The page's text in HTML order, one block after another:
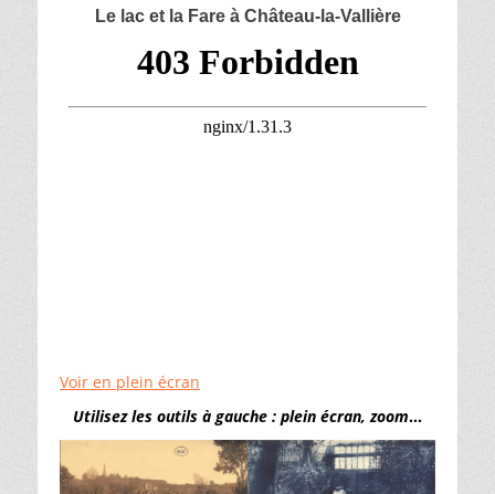
Le lac et la Fare à Château-la-Vallière
Voir en plein écran
Utilisez les outils à gauche : plein écran, zoom…